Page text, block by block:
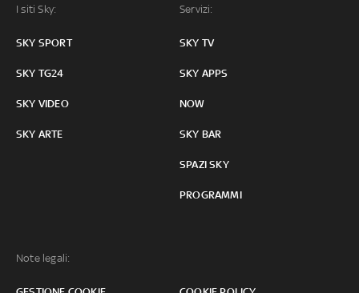
I siti Sky:
SKY SPORT
SKY TG24
SKY VIDEO
SKY ARTE
Servizi:
SKY TV
SKY APPS
NOW
SKY BAR
SPAZI SKY
PROGRAMMI
Note legali: